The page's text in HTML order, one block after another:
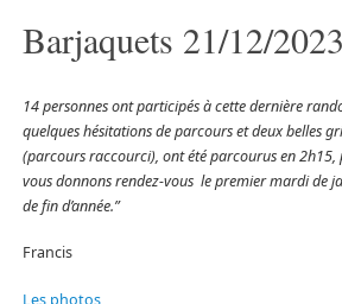
Barjaquets 21/12/2023
14 personnes ont participés à cette dernière
quelques hésitations de parcours et deux belles
(parcours raccourci), ont été parcourus en 2h15,
vous donnons rendez-vous le premier mardi de
de fin d’année.”
Francis